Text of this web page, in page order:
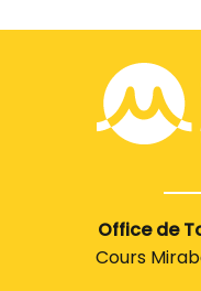
Office de
Cours